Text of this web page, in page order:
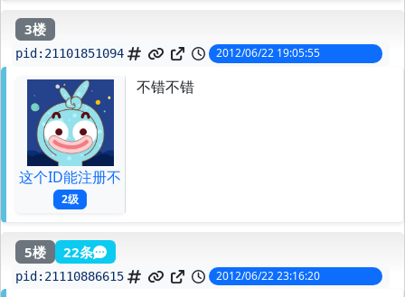
3楼
pid: 21101851094 2012/06/22 19:05:55
这个ID能注册不
2级
不错不错
5楼 22条
pid: 21110886615 2012/06/22 23:16:20